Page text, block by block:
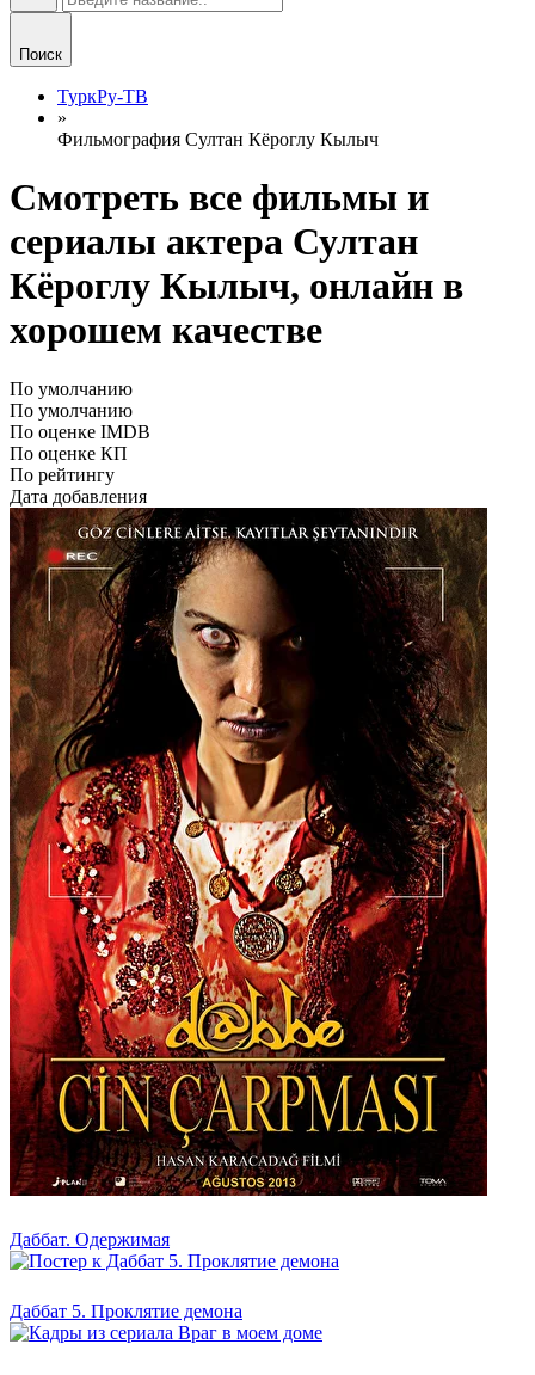
Поиск
ТуркРу-ТВ
»
Фильмография Султан Кёроглу Кылыч
Смотреть все фильмы и
сериалы актера Султан
Кёроглу Кылыч, онлайн в
хорошем качестве
По умолчанию
По умолчанию
По оценке IMDB
По оценке КП
По рейтингу
Дата добавления
Даббат. Одержимая
Даббат 5. Проклятие демона